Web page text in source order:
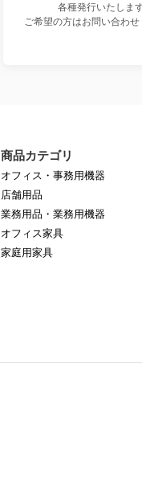
各種発行いたします
ご希望の方はお問い合わせ
商品カテゴリ
オフィス・事務用機器
店舗用品
業務用品・業務用機器
オフィス家具
家庭用家具